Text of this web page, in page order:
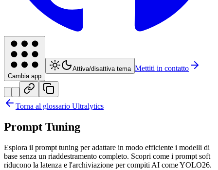
Cambia app
Attiva/disattiva tema Mettiti in contatto
Torna al glossario Ultralytics
Prompt Tuning
Esplora il prompt tuning per adattare in modo efficiente i modelli di
base senza un riaddestramento completo. Scopri come i prompt soft
riducono la latenza e l'archiviazione per compiti AI come YOLO26.